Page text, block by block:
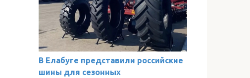
В Елабуге представили российские
шины для сезонных